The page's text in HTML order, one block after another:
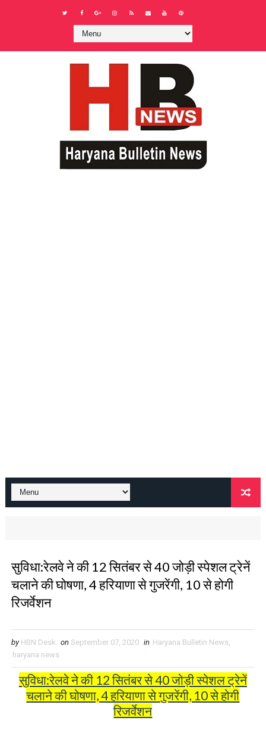
सुविधा:रेलवे ने की 12 सितंबर से 40 जोड़ी स्पेशल ट्रेनें
चलाने की घोषणा, 4 हरियाणा से गुजरेंगी, 10 से होगी
रिजर्वेशन
by HBN Desk on September 07, 2020 in Haryana Bulletin News,
haryana news
सुविधा:रेलवे ने की 12 सितंबर से 40 जोड़ी स्पेशल ट्रेनें
चलाने की घोषणा, 4 हरियाणा से गुजरेंगी, 10 से होगी
रिजर्वेशन